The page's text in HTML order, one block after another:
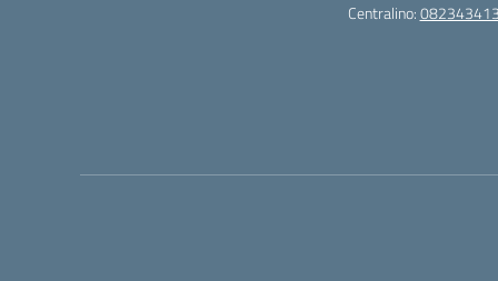
Centralino: